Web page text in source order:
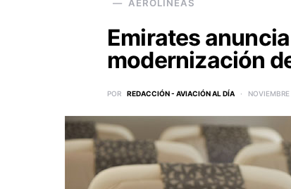
AEROLÍNEAS
Emirates
modernización
POR REDACCIÓN - AVIACIÓN AL DÍA